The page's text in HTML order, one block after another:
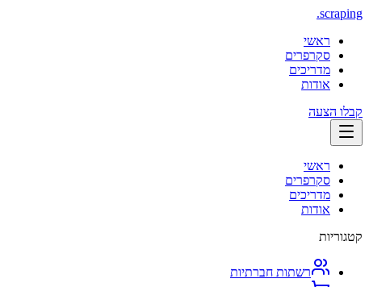
scraping
.
ראשי
סקרפרים
מדריכים
אודות
קבלו הצעה
ראשי
סקרפרים
מדריכים
אודות
קטגוריות
רשתות חברתיות